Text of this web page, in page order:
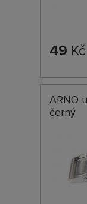
49 Kč
ARNO
černý